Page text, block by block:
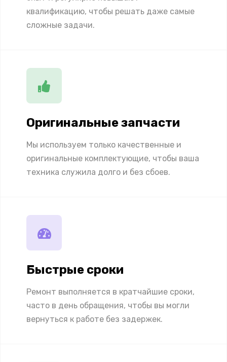
квалификацию, чтобы решать даже самые
сложные задачи.
Оригинальные запчасти
Мы используем только качественные и
оригинальные комплектующие, чтобы ваша
техника служила долго и без сбоев.
Быстрые сроки
Ремонт выполняется в кратчайшие сроки,
часто в день обращения, чтобы вы могли
вернуться к работе без задержек.